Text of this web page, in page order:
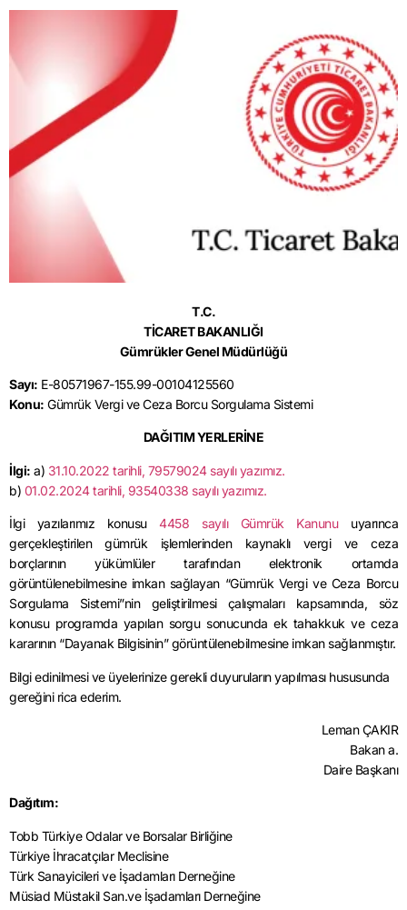
T.C.
TİCARET BAKANLIĞI
Gümrükler Genel Müdürlüğü
Sayı: E-80571967-155.99-00104125560
Konu: Gümrük Vergi ve Ceza Borcu Sorgulama Sistemi
DAĞITIM YERLERİNE
İlgi: a) 31.10.2022 tarihli, 79579024 sayılı yazımız.
b) 01.02.2024 tarihli, 93540338 sayılı yazımız.
İlgi yazılarımız konusu4458 sayılı Gümrük Kanunuuyarınca
gerçekleştirilen gümrük işlemlerinden kaynaklı vergi ve ceza
borçlarının yükümlüler tarafından elektronik ortamda
görüntülenebilmesine imkan sağlayan “Gümrük Vergi ve Ceza Borcu
Sorgulama Sistemi”nin geliştirilmesi çalışmaları kapsamında, söz
konusu programda yapılan sorgu sonucunda ek tahakkuk ve ceza
kararının “Dayanak Bilgisinin” görüntülenebilmesine imkan sağlanmıştır.
Bilgi edinilmesi ve üyelerinize gerekli duyuruların yapılması hususunda
gereğini rica ederim.
Leman ÇAKIR
Bakan a.
Daire Başkanı
Dağıtım:
Tobb Türkiye Odalar ve Borsalar Birliğine
Türkiye İhracatçılar Meclisine
Türk Sanayicileri ve İşadamları Derneğine
Müsiad Müstakil San.ve İşadamları Derneğine